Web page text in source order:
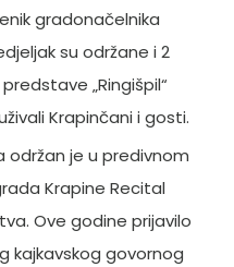
gradonačelnika
su održane i 2
„Ringišpil“
Krapinčani i gosti.
održan je u predivnom
Krapine Recital
Ove godine prijavilo
kajkavskog govornog